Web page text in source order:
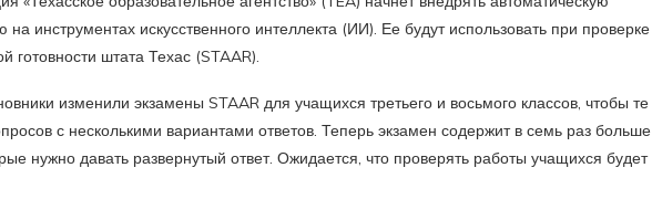
инструментах искусственного интеллекта (ИИ). Ее будут использовать при проверке
готовности штата Техас (STAAR).
изменили экзамены STAAR для учащихся третьего и восьмого классов, чтобы те
с несколькими вариантами ответов. Теперь экзамен содержит в семь раз больше
нужно давать развернутый ответ. Ожидается, что проверять работы учащихся будет